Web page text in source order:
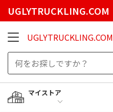
UGLYTRUCKLING.COM
UGLYTRUCKLING.COM
マイストア